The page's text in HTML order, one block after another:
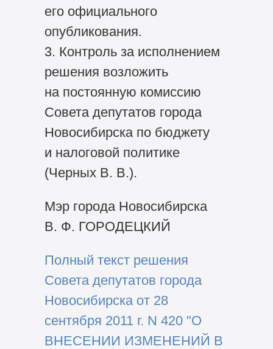
его официального
опубликования.
3. Контроль за исполнением
решения возложить
на постоянную комиссию
Совета депутатов города
Новосибирска по бюджету
и налоговой политике
(Черных В. В.).
Мэр города Новосибирска
В. Ф. ГОРОДЕЦКИЙ
Полный текст решения
Совета депутатов города
Новосибирска от 28
сентября 2011 г. N 420 "О
ВНЕСЕНИИ ИЗМЕНЕНИЙ В